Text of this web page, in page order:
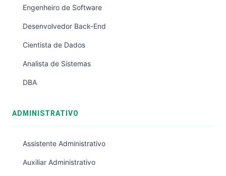
Engenheiro de Software
Desenvolvedor Back-End
Cientista de Dados
Analista de Sistemas
DBA
ADMINISTRATIVO
Assistente Administrativo
Auxiliar Administrativo